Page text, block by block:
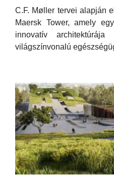
C.F. Møller tervei alapján
Maersk Tower, amely
innovatív
világszínvonalú